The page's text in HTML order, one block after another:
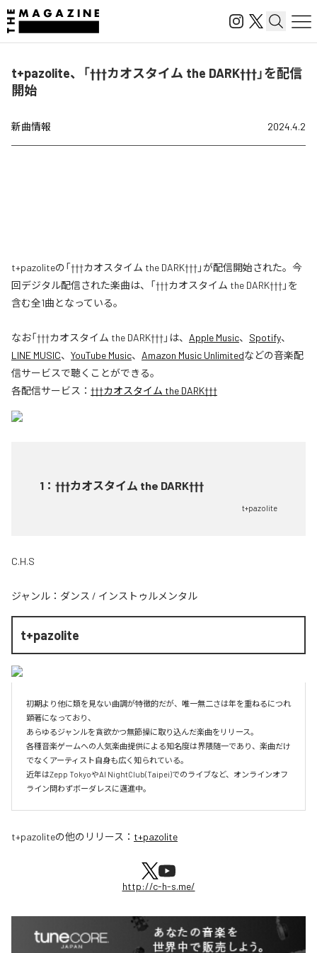
t+pazolite、「†††カオスタイム the DARK†††」を配信
開始
新曲情報 2024.4.2
t+pazoliteの「†††カオスタイム the DARK†††」が配信開始された。今
回デジタル配信された楽曲は、「†††カオスタイム the DARK†††」を
含む全1曲となっている。
なお「†††カオスタイム the DARK†††」は、 Apple Music、 Spotify、
LINE MUSIC、 YouTube Music、 Amazon Music Unlimitedなどの音楽配
信サービスで聴くことができる。
各配信サービス： †††カオスタイム the DARK†††
1 ： †††カオスタイム the DARK†††
t+pazolite
C.H.S
ジャンル： ダンス / インストゥルメンタル
t+pazolite
初期より他に類を見ない曲調が特徴的だが、唯一無二さは年を重ねるにつれ
顕著になっており、
あらゆるジャンルを貪欲かつ無節操に取り込んだ楽曲をリリース。
各種音楽ゲームへの人気楽曲提供による知名度は界隈随一であり、楽曲だけ
でなくアーティスト自身も広く知られている。
近年はZepp TokyoやAI NightClub(Taipei)でのライブなど、オンラインオフ
ライン問わずボーダレスに邁進中。
t+pazoliteの他のリリース： t+pazolite
http://c-h-s.me/